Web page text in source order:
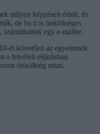
milyen képzéseit érinti, és
de ha ti is önköltséges
számíthattok egy e-mailre.
ét követően az egyetemek
a felvételi eljárásban
önköltség miatt.